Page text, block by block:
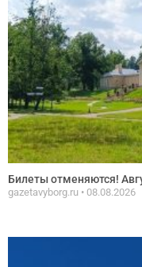
Билеты отменяются!
gazetavyborg.ru 08.08.2026